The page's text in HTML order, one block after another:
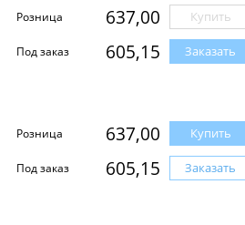
Розница 637,00 Купить
Под заказ 605,15 Заказать
Розница 637,00 Купить
Под заказ 605,15 Заказать